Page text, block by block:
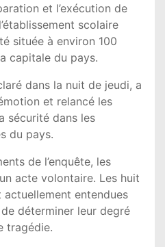
et l’exécution de
scolaire
située à environ 100
capitale du pays.
dans la nuit de jeudi, a
et relancé les
sécurité dans les
du pays.
de l’enquête, les
acte volontaire. Les huit
entendues
déterminer leur degré
tragédie.